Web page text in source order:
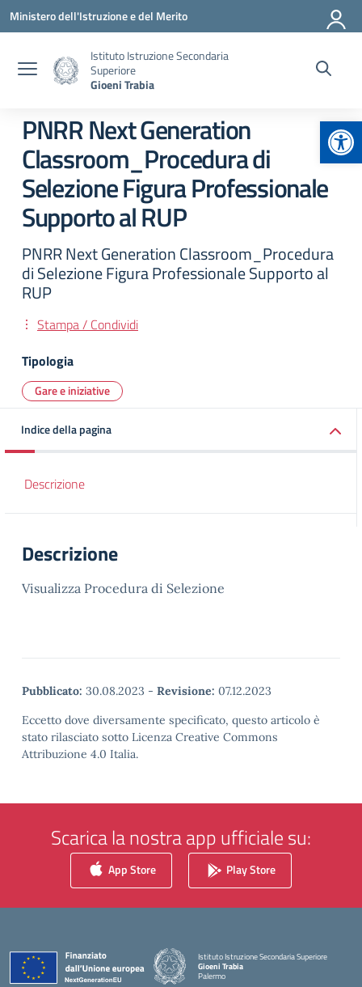
Vai ai contenuti
Vai al menu di navigazione
Vai al footer
Ministero dell'Istruzione e del Merito
Istituto Istruzione Secondaria
Superiore
Gioeni Trabia
PNRR Next Generation
Classroom_Procedura di
Selezione Figura Professionale
Supporto al RUP
PNRR Next Generation Classroom_Procedura
di Selezione Figura Professionale Supporto al
RUP
Stampa / Condividi
Tipologia
Gare e iniziative
Indice della pagina
Descrizione
Descrizione
Visualizza Procedura di Selezione
Pubblicato: 30.08.2023 - Revisione: 07.12.2023
Eccetto dove diversamente specificato, questo articolo è
stato rilasciato sotto Licenza Creative Commons
Attribuzione 4.0 Italia.
Scarica la nostra app ufficiale su:
App Store Play Store
Istituto Istruzione Secondaria Superiore
Gioeni Trabia
Palermo